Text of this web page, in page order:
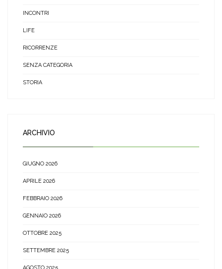
INCONTRI
LIFE
RICORRENZE
SENZA CATEGORIA
STORIA
ARCHIVIO
GIUGNO 2026
APRILE 2026
FEBBRAIO 2026
GENNAIO 2026
OTTOBRE 2025
SETTEMBRE 2025
AGOSTO 2025